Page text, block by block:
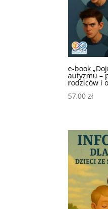
e-book
autyzmu –
rodziców i
57,00zł